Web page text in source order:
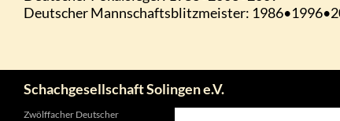
Schachgesellschaft Solingen e.V.
Zwölffacher Deutscher